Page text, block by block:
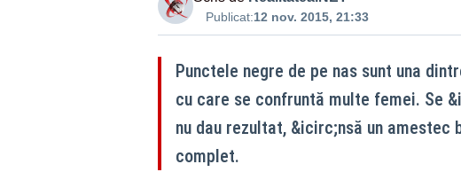
Publicat:12 nov. 2015, 21:33
Punctele negre de pe nas sunt una
cu care se confruntă multe femei. Se
nu dau rezultat, &icirc;nsă un
complet.